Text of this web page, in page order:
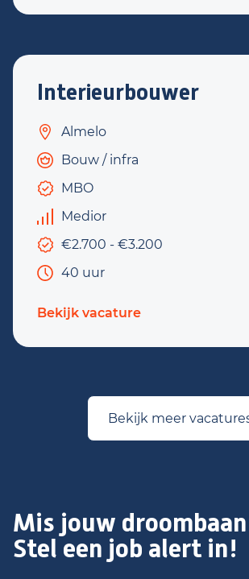
Interieurbouwer
Almelo
Bouw / infra
MBO
Medior
€2.700 - €3.200
40 uur
Bekijk vacature
Bekijk meer
Mis jouw
Stel een job alert in!